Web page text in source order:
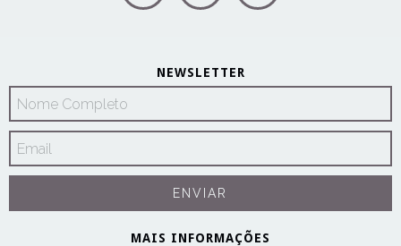
NEWSLETTER
MAIS INFORMAÇÕES